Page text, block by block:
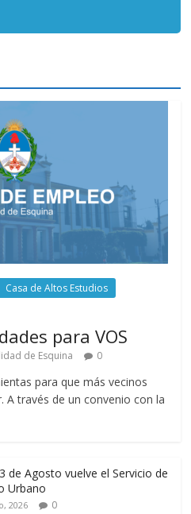
Casa de Altos Estudios
para VOS
de Esquina 0
para que más vecinos
A través de un convenio con la
de Agosto vuelve el Servicio de
Urbano
2026 0